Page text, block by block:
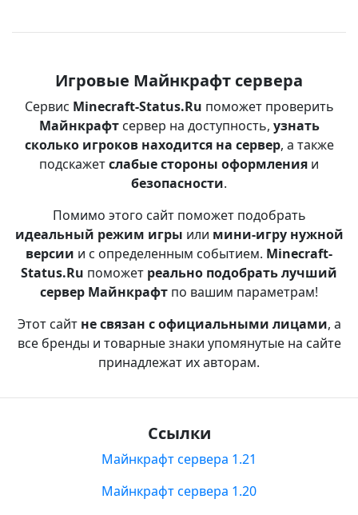
Игровые Майнкрафт сервера
Сервис Minecraft-Status.Ru поможет проверить
Майнкрафтсервер на доступность, узнать
сколько игроков находится на сервер, а также
подскажетслабые стороны оформления и
безопасности.
Помимо этого сайт поможет подобрать
идеальный режим игры или мини-игру нужной
версии и с определенным событием. Minecraft-
Status.Ru поможет реально подобрать лучший
сервер Майнкрафт по вашим параметрам!
Этот сайт не связан с официальными лицами, а
все бренды и товарные знаки упомянутые на сайте
принадлежат их авторам.
Ссылки
Майнкрафт сервера 1.21
Майнкрафт сервера 1.20